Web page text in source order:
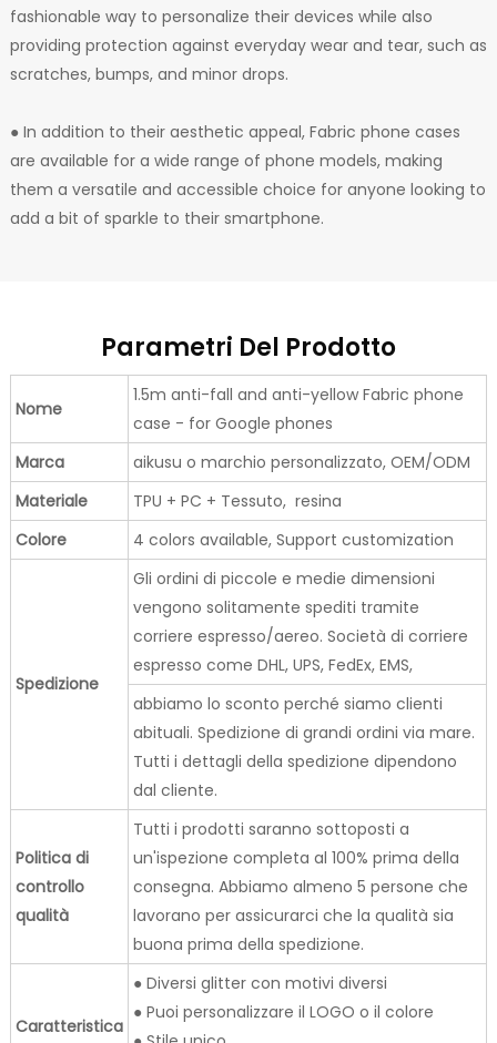
fashionable way to personalize their devices while also
providing protection against everyday wear and tear, such as
scratches, bumps, and minor drops.
● In addition to their aesthetic appeal, Fabric phone cases
are available for a wide range of phone models, making
them a versatile and accessible choice for anyone looking to
add a bit of sparkle to their smartphone.
Parametri Del Prodotto
Nome
1.5m anti-fall and anti-yellow Fabric phone
case - for Google phones
Marca
aikusu o marchio personalizzato, OEM/ODM
Materiale
TPU + PC + Tessuto, resina
Colore
4 colors available, Support customization
Spedizione
Gli ordini di piccole e medie dimensioni
vengono solitamente spediti tramite
corriere espresso/aereo. Società di corriere
espresso come DHL, UPS, FedEx, EMS,
abbiamo lo sconto perché siamo clienti
abituali. Spedizione di grandi ordini via mare.
Tutti i dettagli della spedizione dipendono
dal cliente.
Politica di
controllo
qualità
Tutti i prodotti saranno sottoposti a
un'ispezione completa al 100% prima della
consegna. Abbiamo almeno 5 persone che
lavorano per assicurarci che la qualità sia
buona prima della spedizione.
Caratteristica
● Diversi glitter con motivi diversi
● Puoi personalizzare il LOGO o il colore